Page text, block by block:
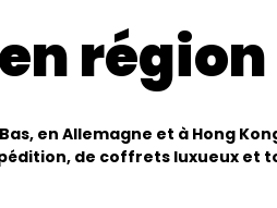
en Allemagne et à Hong
de coffrets luxueux